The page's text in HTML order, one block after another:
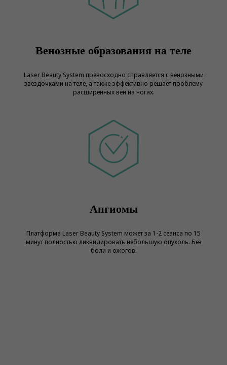
Венозные образования на теле
Laser Beauty System превосходно справляется с венозными
звездочками на теле, а также эффективно решает проблему
расширенных вен на ногах.
Ангиомы
Платформа Laser Beauty System может за 1-2 сеанса по 15
минут полностью ликвидировать небольшую опухоль. Без
боли и ожогов.